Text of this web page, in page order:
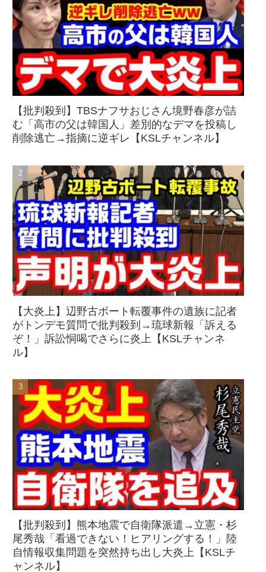
【批判殺到】TBSナフサおじさん境野春彦が詰
む「高市の父は韓国人」差別的なデマを投稿し
削除逃亡→指摘に逆ギレ【KSLチャンネル】
【大炎上】辺野古ボート転覆事件の遺族に記者
がトンデモ質問で批判殺到→琉球新報「訴える
ぞ！」訴訟恫喝でさらに炎上【KSLチャンネ
ル】
【批判殺到】熊本地震で自衛隊派遣→立憲・杉
尾秀哉「看過できない！ヒアリングする！」陸
自情報収集問題を突然持ち出し大炎上【KSLチ
ャンネル】